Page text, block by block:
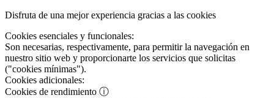
Disfruta de una mejor experiencia gracias a las cookies
Cookies esenciales y funcionales:
Son necesarias, respectivamente, para permitir la navegación en
nuestro sitio web y proporcionarte los servicios que solicitas
("cookies mínimas").
Cookies adicionales:
Cookies de rendimiento ⓘ